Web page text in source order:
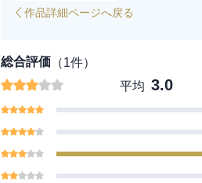
作品詳細ページへ戻る
総合評価 （1件）
平均 3.0